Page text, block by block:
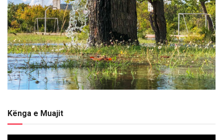
Kënga e Muajit